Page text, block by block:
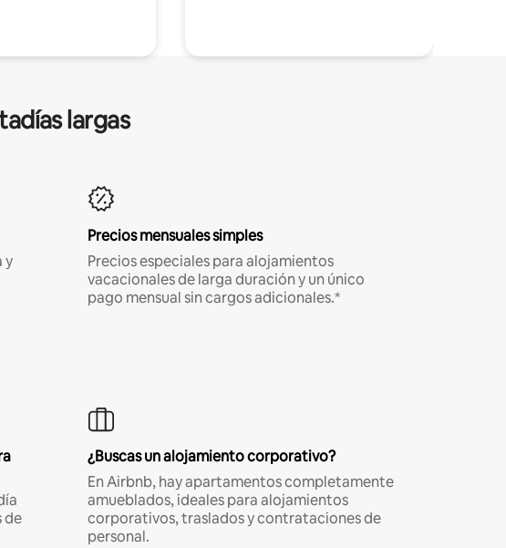
largas
y
Precios mensuales simples
Precios especiales para alojamientos
vacacionales de larga duración y un único
pago mensual sin cargos adicionales.*
de
¿Buscas un alojamiento corporativo?
En Airbnb, hay apartamentos completamente
amueblados, ideales para alojamientos
corporativos, traslados y contrataciones de
personal.